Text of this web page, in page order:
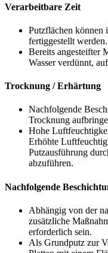
Verarbeitbare Zeit
Putzflächen können
fertiggestellt werden.
Bereits angesteifter
Wasser verdünnt,
Trocknung / Erhärtung
Nachfolgende
Trocknung
Hohe
Erhöhte
Putzausführung
abzuführen.
Nachfolgende
Abhängig von der
zusätzliche
erforderlich sein.
Als Grundputz zur